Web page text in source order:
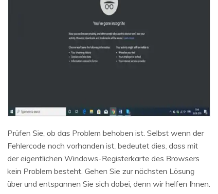
Prüfen Sie, ob das Problem behoben ist. Selbst wenn der
Fehlercode noch vorhanden ist, bedeutet dies, dass mit
der eigentlichen Windows-Registerkarte des Browsers
kein Problem besteht. Gehen Sie zur nächsten Lösung
über und entspannen Sie sich dabei, denn wir helfen Ihnen.